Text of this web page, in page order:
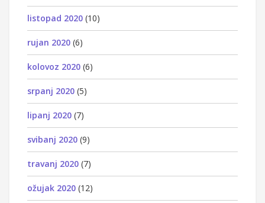
listopad 2020 (10)
rujan 2020 (6)
kolovoz 2020 (6)
srpanj 2020 (5)
lipanj 2020 (7)
svibanj 2020 (9)
travanj 2020 (7)
ožujak 2020 (12)